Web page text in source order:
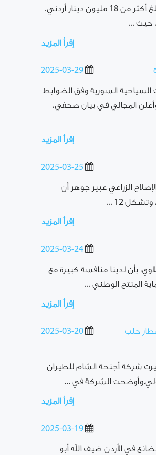
الاقتصاد اليوم: شهدت الصادرات الأردنية إلى سوريا ارتفاعاً بلغ أكثر من 18 مليون دينار أردني،
إقرأ المزيد
2025-03-29
السياحية السورية وفق الضوابط
المجالي في بيان صحفي،
إقرأ المزيد
2025-03-25
الزراعي عبير جوهر أن
إقرأ المزيد
2025-03-24
بأن لدينا منافسة كبيرة مع
المنتج الوطني ...
إقرأ المزيد
2025-03-20
حلب
شركة أجنحة الشام للطيران
الشركة في ...
إقرأ المزيد
2025-03-19
في الأردن ضيف الله أبو